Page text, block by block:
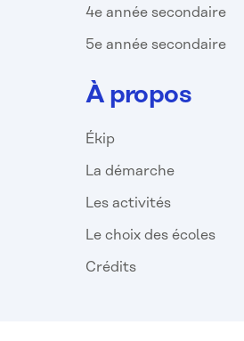
4e année secondaire
5e année secondaire
À propos
Ékip
La démarche
Les activités
Le choix des écoles
Crédits